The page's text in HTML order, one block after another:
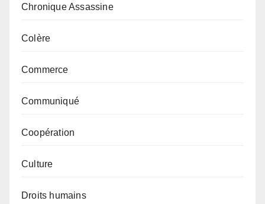
Chronique Assassine
Colère
Commerce
Communiqué
Coopération
Culture
Droits humains